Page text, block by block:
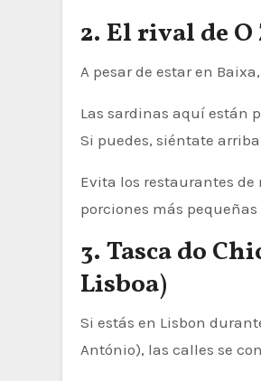
2. El rival de
A pesar de estar en
Las sardinas aquí están
Si puedes, siéntate
Evita los restaurantes
porciones más
3. Tasca do
Lisboa)
Si estás en Lisbon
António), las calles se